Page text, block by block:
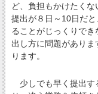
ど、負担もかけたくな
提出が８日～10日だ
ることがじっくりで
出し方に問題があり
ります。
少しでも早く提出す